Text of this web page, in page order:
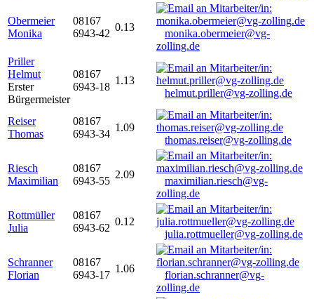
Obermeier
Monika
08167
6943-42
0.13
monika.obermeier@vg-
zolling.de
Priller
Helmut
Erster
Bürgermeister
08167
6943-18
1.13
helmut.priller@vg-zolling.de
Reiser
Thomas
08167
6943-34
1.09
thomas.reiser@vg-zolling.de
Riesch
Maximilian
08167
6943-55
2.09
maximilian.riesch@vg-
zolling.de
Rottmüller
Julia
08167
6943-62
0.12
julia.rottmueller@vg-zolling.de
Schranner
Florian
08167
6943-17
1.06
florian.schranner@vg-
zolling.de